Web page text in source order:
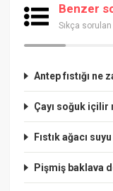
Benzer
Sıkça
Antep fıstığı ne
Çayı soğuk içilir
Fıstık ağacı
Pişmiş baklava